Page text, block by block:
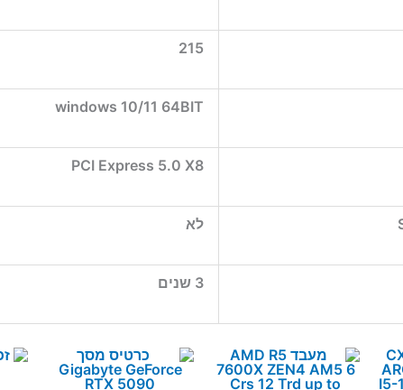
215
windows 10/11 64BIT
PCI Express 5.0 X8
לא
3 שנים